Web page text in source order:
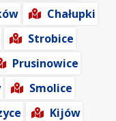
Chałupki
Strobice
Prusinowice
Smolice
Kijów